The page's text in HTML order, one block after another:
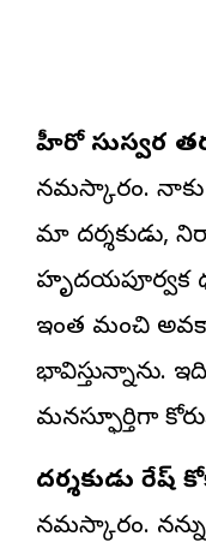
హీరో సుస్వర
నమస్కారం.
మా దర్శకుడు,
ఇంత మంచి
భావిస్తున్నాను.
మనస్ఫూర్తిగా
దర్శకుడు
నమస్కారం.